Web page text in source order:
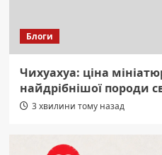
Блоги
Чихуахуа: ціна
найдрібнішої породи
3 хвилини тому назад